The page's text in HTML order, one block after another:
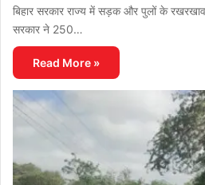
बिहार सरकार राज्य में सड़क और पुलों के
सरकार ने 250…
Read More »